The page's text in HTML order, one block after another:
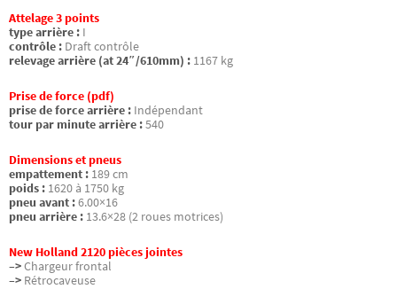
Attelage 3 points
type arrière : I
contrôle : Draft contrôle
relevage arrière (at 24″/610mm) : 1167 kg
Prise de force (pdf)
prise de force arrière : Indépendant
tour par minute arrière :540
Dimensions et pneus
empattement : 189 cm
poids : 1620 à 1750 kg
pneu avant :6.00×16
pneu arrière : 13.6×28 (2 roues motrices)
New Holland 2120 pièces jointes
–>Chargeur frontal
–> Rétrocaveuse